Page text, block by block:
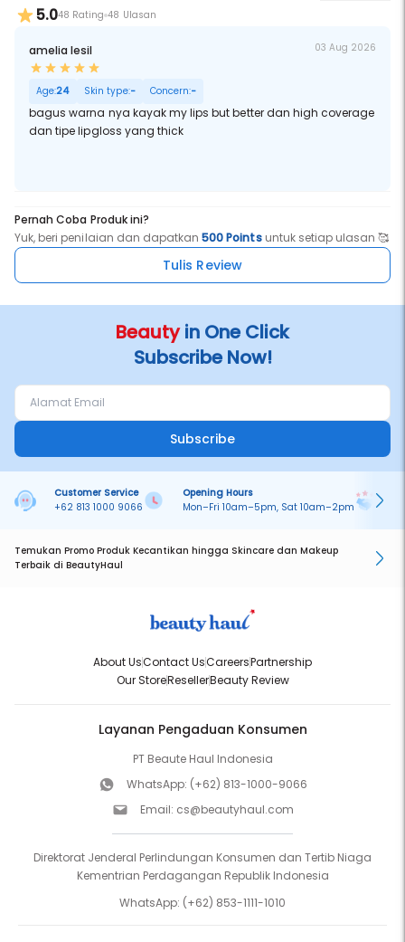
5.048 Rating 48 Ulasan
amelia lesil 03 Aug 2026
Age:24 Skin type:- Concern:-
bagus warna nya kayak my lips but better dan high coverage
dan tipe lipgloss yang thick
Pernah Coba Produk ini?
Yuk, beri penilaian dan dapatkan500 Pointsuntuk setiap ulasan 🥰
Tulis Review
Beautyin One Click
Subscribe Now!
Subscribe
Customer Service
+62 813 1000 9066
Opening Hours
Mon–Fri 10am–5pm, Sat 10am–2pm
Temukan Promo Produk Kecantikan hingga Skincare dan Makeup
Terbaik di BeautyHaul
About UsContact UsCareersPartnership
Our StoreResellerBeauty Review
Layanan Pengaduan Konsumen
PT Beaute Haul Indonesia
WhatsApp: (+62) 813-1000-9066
Email: cs@beautyhaul.com
Direktorat Jenderal Perlindungan Konsumen dan Tertib Niaga
Kementrian Perdagangan Republik Indonesia
WhatsApp: (+62) 853-1111-1010